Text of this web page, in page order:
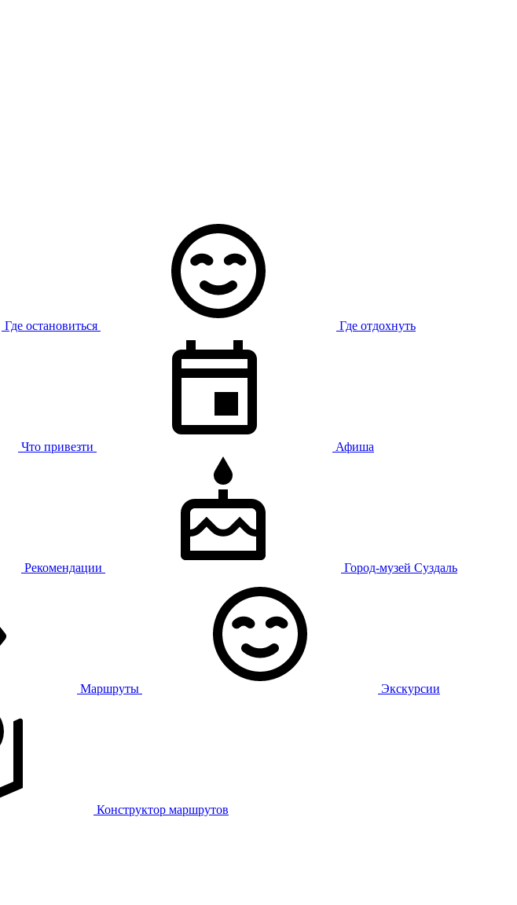
Где остановиться Где отдохнуть
Что привезти Афиша
Рекомендации Город-музей Суздаль
Маршруты Экскурсии
Конструктор маршрутов